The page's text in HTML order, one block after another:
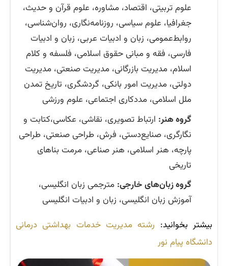
علوم تربیتی، اقتصاد، مشاوره، علوم قرآن و حدیث،
جغرافیا، علوم سیاسی، روزنامه‌نگاری، روان‌شناسی،
روابط‌عمومی، زبان و ادبیات عربی، زبان و ادبیات
فارسی، فقه و مبانی حقوق اسلامی، فلسفه و کلام
اسلام، مدیریت بازرگانی، مدیریت صنعتی، مدیریت
دولتی، مدیریت امور بانکی، گردشگری، تاریخ تمدن
ملل اسلامی، مددکاری اجتماعی، علوم ورزشی
گروه هنر: ارتباط تصویری، نقاشی، عکاسی،کتابت و
نگارگری، صنایع‌دستی، فرش، طراحی صنعتی، طراحی
پارچه، هنر اسلامی، هنر صناعی، مرمت بناهای
تاریخی
گروه زبان‌های خارجی: مترجمی زبان انگلیسی،
آموزش زبان انگلیسی، زبان و ادبیات انگلیسی
بیشتر بخوانید: رشته مدیریت خدمات بهداشتی درمانی
دانشگاه پیام نور